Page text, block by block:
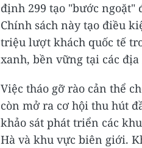
định 299 tạo "bước
Chính sách này tạo điều
triệu lượt khách quốc tế
xanh, bền vững tại các
Việc tháo gỡ rào cản thể
còn mở ra cơ hội thu hút
khảo sát phát triển các
Hà và khu vực biên giới.